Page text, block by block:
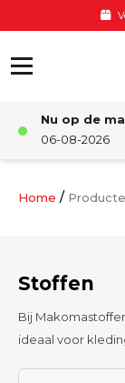
Nu op de
06-08-2026
Home /
Stoffen
Bij
ideaal voor